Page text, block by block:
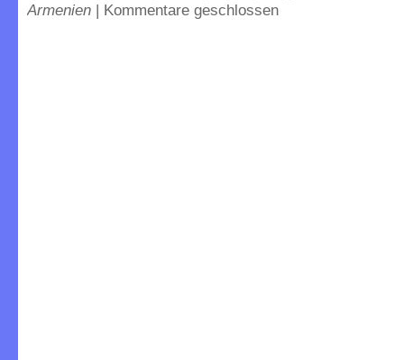
Armenien | Kommentare geschlossen